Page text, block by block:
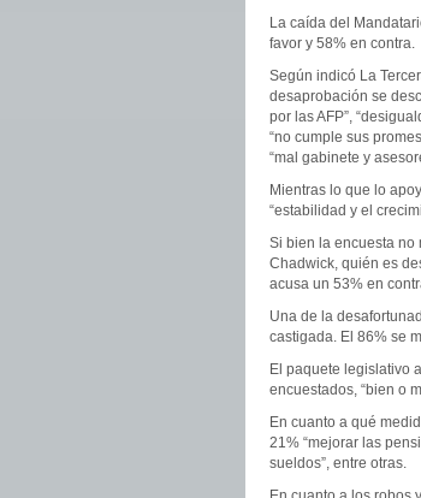
La caída del
favor y 58% en contra.
Según indicó La
desaprobación se
por las AFP”,
“no cumple sus
“mal gabinete y
Mientras lo que lo
“estabilidad y el
Si bien la encuesta no
Chadwick, quién es
acusa un 53% en
Una de la
castigada. El 86% se
El paquete legislativo
encuestados, “bien o
En cuanto a qué
21% “mejorar las
sueldos”, entre otras.